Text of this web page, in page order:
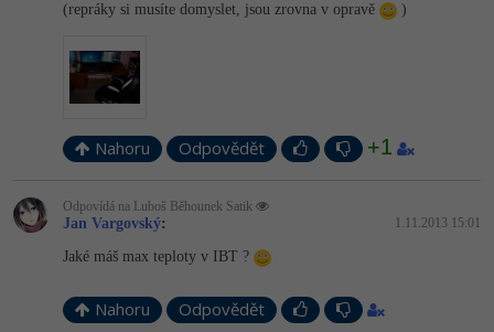
(repráky si musíte domyslet, jsou zrovna v opravě
)
Nahoru Odpovědět +1
Odpovídá na Luboš Běhounek Satik
Jan Vargovský: 1.11.2013 15:01
Jaké máš max teploty v IBT ?
Nahoru Odpovědět